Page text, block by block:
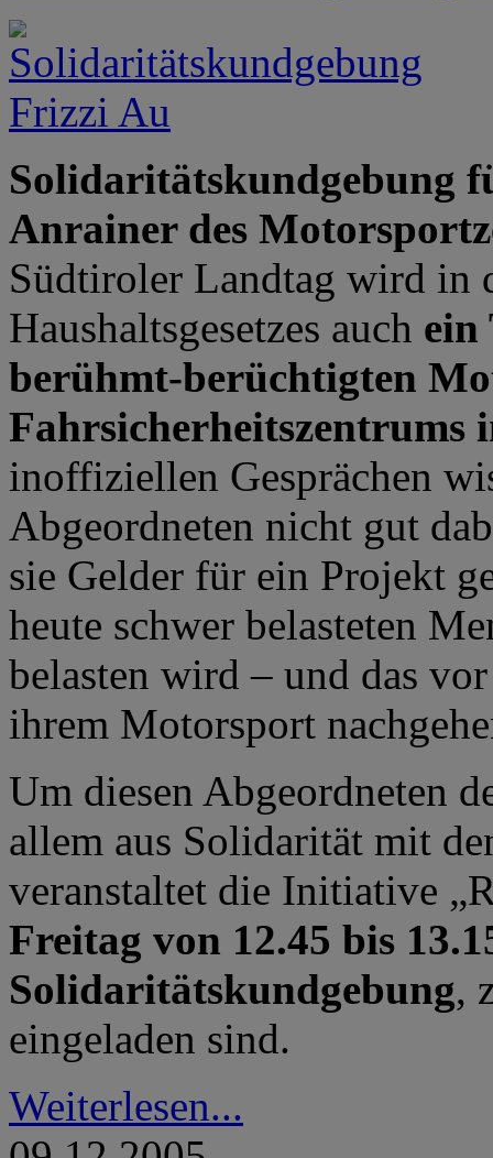
Solidaritätskundgebung
Anrainer des
Südtiroler Landtag wird in
Haushaltsgesetzes auch ein
berühmt-berüchtigten
Fahrsicherheitszentrums
inoffiziellen Gesprächen
Abgeordneten nicht gut
sie Gelder für ein Projekt
heute schwer belasteten
belasten wird – und das
ihrem Motorsport
Um diesen Abgeordneten
allem aus Solidarität mit
veranstaltet die Initiative
Freitag von 12.45 bis
Solidaritätskundgebung,
eingeladen sind.
Weiterlesen...